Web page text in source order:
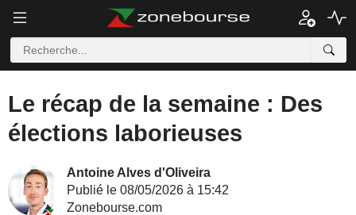
Le récap de la semaine : Des
élections laborieuses
Antoine Alves d'Oliveira
Publié le 08/05/2026 à 15:42
Zonebourse.com